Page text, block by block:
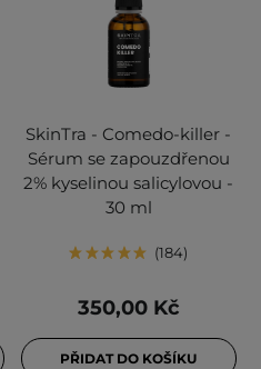
SkinTra - Comedo-killer -
Sérum se zapouzdřenou
2% kyselinou salicylovou -
30 ml
184
350,00 Kč
PŘIDAT DO KOŠÍKU